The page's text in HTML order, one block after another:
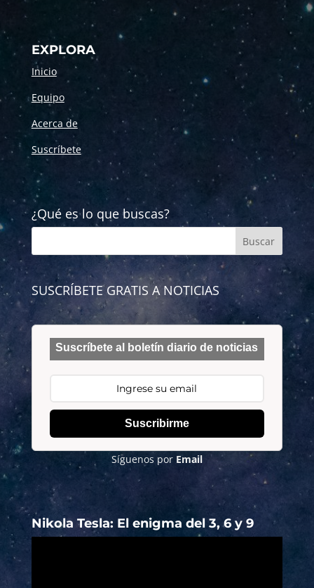
EXPLORA
Inicio
Equipo
Acerca de
Suscríbete
¿Qué es lo que buscas?
SUSCRÍBETE GRATIS A NOTICIAS
Suscríbete al boletín diario de noticias
Suscribirme
Síguenos por Email
Nikola Tesla: El enigma del 3, 6 y 9